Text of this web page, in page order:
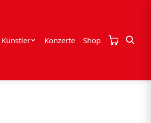
Künstler Konzerte Shop